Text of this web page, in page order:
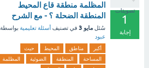
تصويتات
1
إجابة
المظلمة منطقة قاع المحيط
المنطقة الضحلة ؟ - مع الشرح
سُئل مايو 3 في تصنيف أسئلة تعليمية بواسطة
عبود
أكبر مناطق المحيط
حيث
المساحة
المنطقة الضوئية
المظلمة